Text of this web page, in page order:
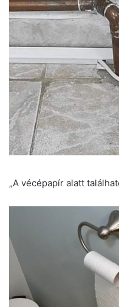
„A vécépapír alatt